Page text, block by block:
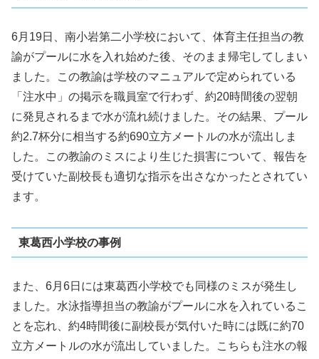
6月19日、南小岩第二小学校において、体育主任担当の教
諭がプールに水を入れ始めた後、そのまま帰宅してしまい
ました。この教諭は学校のマニュアルで定められている
「注水中」の掲示を職員室で行わず、約20時間後の翌朝
に発見されるまで水が流れ続けました。その結果、プール
約2.7杯分に相当する約690立方メートルの水が流出しま
した。この教諭のミスにより生じた損害について、報告を
受けていた副校長も適切な指示を出さなかったとされてい
ます。
東葛西小学校の事例
また、6月6日には東葛西小学校でも同様のミスが発生し
ました。水泳指導担当の教諭がプールに水を入れているこ
とを忘れ、約4時間後に副校長が気付いた時には既に約70
立方メートルの水が流出していました。こちらも注水の報